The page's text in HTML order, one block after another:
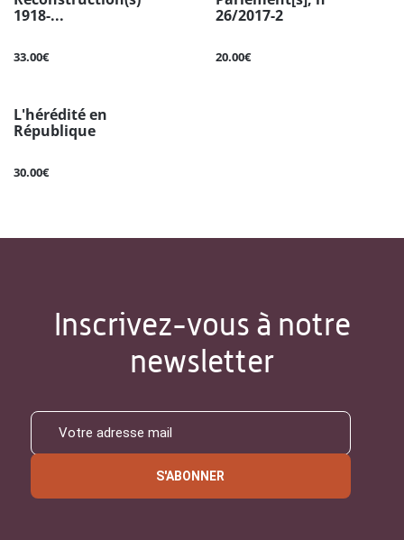
1918-...
33.00€
26/2017-2
20.00€
L'hérédité en
République
30.00€
Inscrivez-vous à notre
newsletter
S'ABONNER